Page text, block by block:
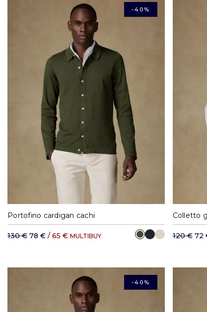
-40%
S M L
Portofino cardigan cachi
130 € 78 € / 65 € MULTIBUY
Colletto
120 € 72
-40%